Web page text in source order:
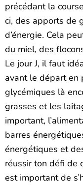
précédant la
ci, des apports de
d’énergie. Cela
du miel, des
Le jour J, il faut
avant le départ en
glycémiques là
grasses et les
important,
barres
énergétiques et
réussir ton défi de
est important de